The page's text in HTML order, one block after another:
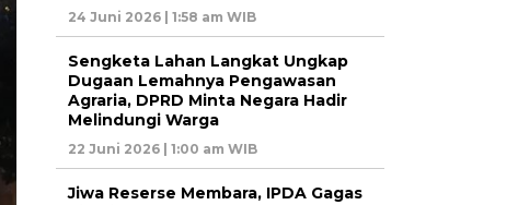
24 Juni 2026 | 1:58 am WIB
Sengketa Lahan Langkat Ungkap
Dugaan Lemahnya Pengawasan
Agraria, DPRD Minta Negara Hadir
Melindungi Warga
22 Juni 2026 | 1:00 am WIB
Jiwa Reserse Membara, IPDA Gagas